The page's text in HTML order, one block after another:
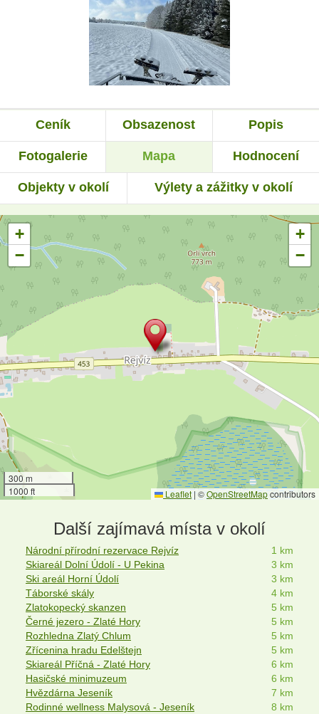
Ceník Obsazenost Popis
Fotogalerie Mapa Hodnocení
Objekty v okolí Výlety a zážitky v okolí
+
−
+
−
300 m
1000 ft
Leaflet | ©OpenStreetMapcontributors
Další zajímavá místa v okolí
Národní přírodní rezervace Rejvíz
1 km
Skiareál Dolní Údolí - U Pekina
3 km
Ski areál Horní Údolí
3 km
Táborské skály
4 km
Zlatokopecký skanzen
5 km
Černé jezero - Zlaté Hory
5 km
Rozhledna Zlatý Chlum
5 km
Zřícenina hradu Edelštejn
5 km
Skiareál Příčná - Zlaté Hory
6 km
Hasičské minimuzeum
6 km
Hvězdárna Jeseník
7 km
Rodinné wellness Malysová - Jeseník
8 km